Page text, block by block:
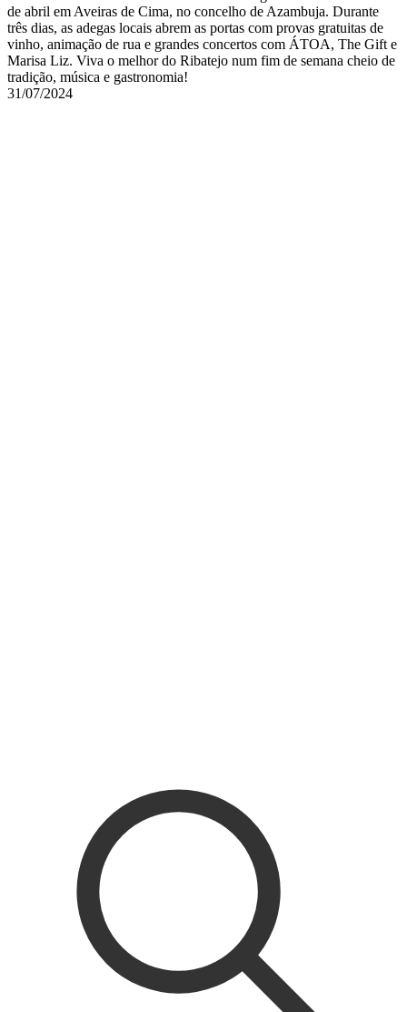
de abril em Aveiras de Cima, no concelho de Azambuja. Durante
três dias, as adegas locais abrem as portas com provas gratuitas de
vinho, animação de rua e grandes concertos com ÁTOA, The Gift e
Marisa Liz. Viva o melhor do Ribatejo num fim de semana cheio de
tradição, música e gastronomia!
31/07/2024